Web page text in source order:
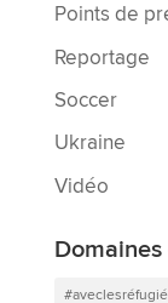
Points de
Reportage
Soccer
Ukraine
Vidéo
Domaines